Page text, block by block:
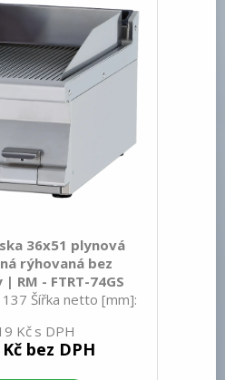
barva zařízení:
Nerez Kontrolky:
Typ vrchní desky:
36x51 plynová
rýhovaná bez
RM - FTRT-74GS
Šířka netto [mm]:
Hmotnost netto [kg]:
[mm]: 430 Hloubka
Kč
bez DPH